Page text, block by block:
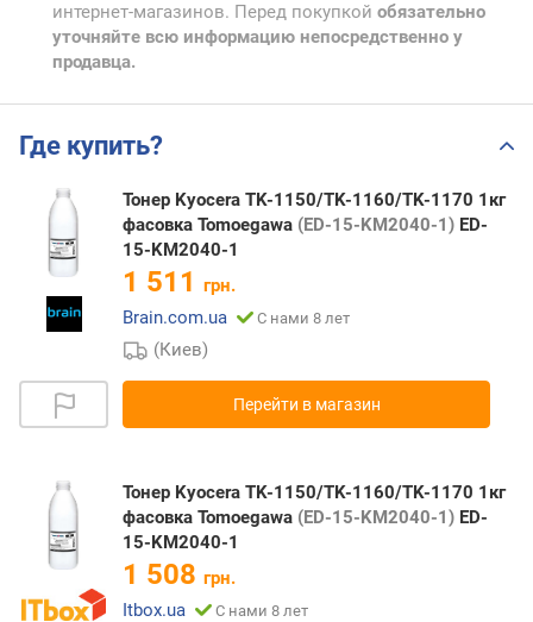
интернет-магазинов. Перед покупкой обязательно
уточняйте всю информацию непосредственно у
продавца.
Где купить?
Тонер Kyocera TK-1150/TK-1160/TK-1170 1кг
фасовка Tomoegawa (ED-15-KM2040-1) ED-
15-KM2040-1
1 511 грн.
Brain.com.ua
С нами 8 лет
(Киев)
Перейти в магазин
Тонер Kyocera TK-1150/TK-1160/TK-1170 1кг
фасовка Tomoegawa (ED-15-KM2040-1) ED-
15-KM2040-1
1 508 грн.
Itbox.ua
С нами 8 лет